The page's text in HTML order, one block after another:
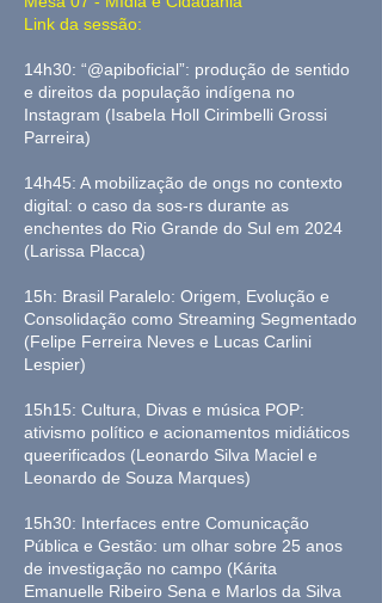
Link da sessão:
14h30: “@apiboficial”: produção de sentido
e direitos da população indígena no
Instagram (Isabela Holl Cirimbelli Grossi
Parreira)
14h45: A mobilização de ongs no contexto
digital: o caso da sos-rs durante as
enchentes do Rio Grande do Sul em 2024
(Larissa Placca)
15h: Brasil Paralelo: Origem, Evolução e
Consolidação como Streaming Segmentado
(Felipe Ferreira Neves e Lucas Carlini
Lespier)
15h15: Cultura, Divas e música POP:
ativismo político e acionamentos midiáticos
queerificados (Leonardo Silva Maciel e
Leonardo de Souza Marques)
15h30: Interfaces entre Comunicação
Pública e Gestão: um olhar sobre 25 anos
de investigação no campo (Kárita
Emanuelle Ribeiro Sena e Marlos da Silva